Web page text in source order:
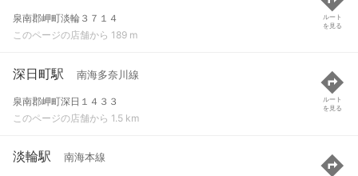
泉南郡岬町淡輪３７１４
このページの店舗から 189 m
ルート
を見る
深日町駅 南海多奈川線
泉南郡岬町深日１４３３
このページの店舗から 1.5 km
ルート
を見る
淡輪駅 南海本線